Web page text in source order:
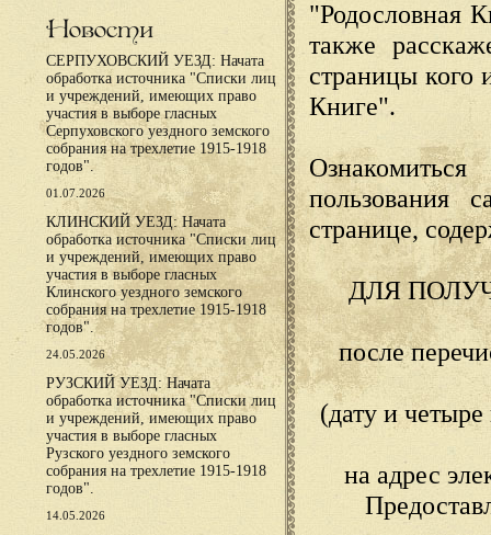
Новости
СЕРПУХОВСКИЙ УЕЗД: Начата
обработка источника "Списки лиц
и учреждений, имеющих право
участия в выборе гласных
Серпуховского уездного земского
собрания на трехлетие 1915-1918
годов".
01.07.2026
КЛИНСКИЙ УЕЗД: Начата
обработка источника "Списки лиц
и учреждений, имеющих право
участия в выборе гласных
Клинского уездного земского
собрания на трехлетие 1915-1918
годов".
24.05.2026
РУЗСКИЙ УЕЗД: Начата
обработка источника "Списки лиц
и учреждений, имеющих право
участия в выборе гласных
Рузского уездного земского
собрания на трехлетие 1915-1918
годов".
14.05.2026
"Родословная
также
страницы кого
Книге".
пользования
странице,
ДЛЯ
после
(дату и
на адрес